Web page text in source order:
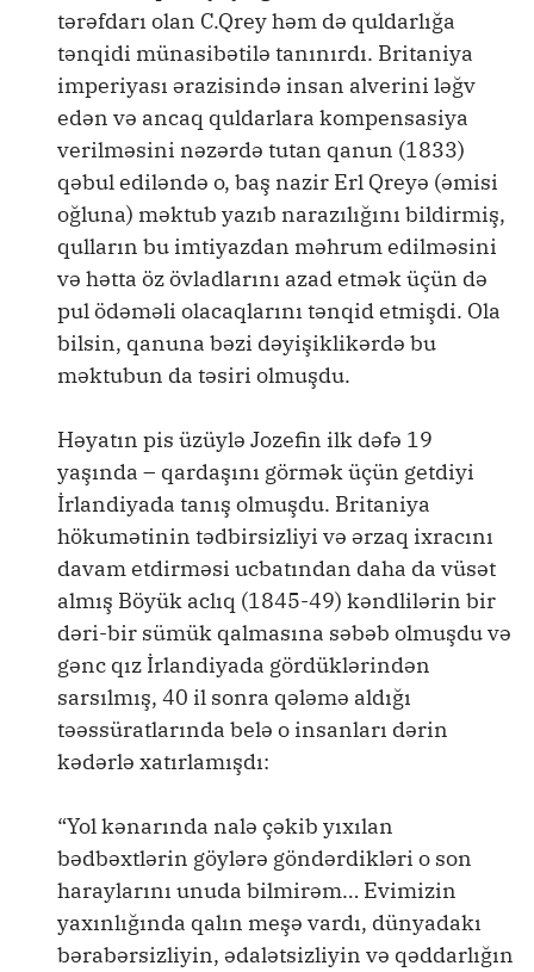
tərəfdarı olan C.Qrey həm də quldarlığa
tənqidi münasibətilə tanınırdı. Britaniya
imperiyası ərazisində insan alverini ləğv
edən və ancaq quldarlara kompensasiya
verilməsini nəzərdə tutan qanun (1833)
qəbul ediləndə o, baş nazir Erl Qreyə (əmisi
oğluna) məktub yazıb narazılığını bildirmiş,
qulların bu imtiyazdan məhrum edilməsini
və hətta öz övladlarını azad etmək üçün də
pul ödəməli olacaqlarını tənqid etmişdi. Ola
bilsin, qanuna bəzi dəyişiklikərdə bu
məktubun da təsiri olmuşdu.
Həyatın pis üzüylə Jozefin ilk dəfə 19
yaşında – qardaşını görmək üçün getdiyi
İrlandiyada tanış olmuşdu. Britaniya
hökumətinin tədbirsizliyi və ərzaq ixracını
davam etdirməsi ucbatından daha da vüsət
almış Böyük aclıq (1845-49) kəndlilərin bir
dəri-bir sümük qalmasına səbəb olmuşdu və
gənc qız İrlandiyada gördüklərindən
sarsılmış, 40 il sonra qələmə aldığı
təəssüratlarında belə o insanları dərin
kədərlə xatırlamışdı:
“Yol kənarında nalə çəkib yıxılan
bədbəxtlərin göylərə göndərdikləri o son
haraylarını unuda bilmirəm… Evimizin
yaxınlığında qalın meşə vardı, dünyadakı
bərabərsizliyin, ədalətsizliyin və qəddarlığın